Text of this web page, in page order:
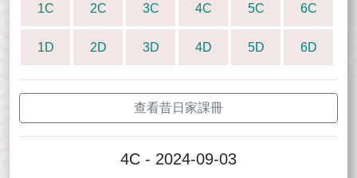
1C 2C 3C 4C 5C 6C
1D 2D 3D 4D 5D 6D
查看昔日家課冊
4C - 2024-09-03